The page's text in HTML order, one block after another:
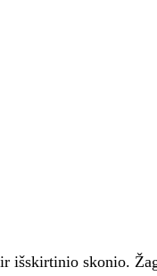
skonio.